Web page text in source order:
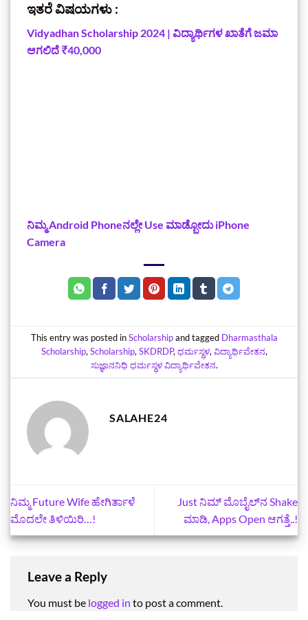
ಇತರೆ ವಿಷಯಗಳು :
Vidyadhan Scholarship 2024 | ವಿದ್ಯಾರ್ಥಿಗಳ ಖಾತೆಗೆ ಜಮಾ
ಆಗಲಿದೆ ₹40,000
ನಿಮ್ಮ Android‌ Phoneನಲ್ಲೇ Use ಮಾಡ್ಬೋದು iPhone
Camera
This entry was posted inScholarshipand tagged Dharmasthala
Scholarship, Scholarship, SKDRDP, ಧರ್ಮಸ್ಥಳ, ವಿದ್ಯಾರ್ಥಿವೇತನ,
ಸುಜ್ಞಾನನಿಧಿ ಧರ್ಮಸ್ಥಳ ವಿದ್ಯಾರ್ಥಿವೇತನ.
SALAHE24
ನಿಮ್ಮ Future Wife ಹೇಗಿರ್ತಾಳೆ
ಮೊದಲೇ ತಿಳಿಯಿರಿ…!
Just ನಿಮ್‌ ಮೊಬೈಲ್‌ನ Shake
ಮಾಡಿ, Apps Open ಆಗತ್ತೆ..!
Leave a Reply
You must be logged in to post a comment.